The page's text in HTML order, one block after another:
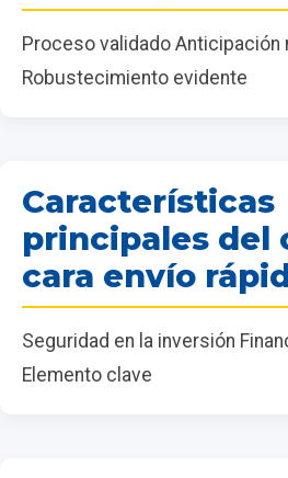
Proceso validado Anticipación
Robustecimiento evidente
Características
principales del
cara envío
Seguridad en la inversión
Elemento clave